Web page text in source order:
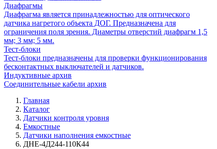
Диафрагмы
Диафрагма является принадлежностью для оптического
датчика нагретого объекта ДОГ. Предназначена для
ограничения поля зрения. Диаметры отверстий диафрагм 1,5
мм; 3 мм; 5 мм.
Тест-блоки
Тест-блоки предназначены для проверки функционирования
бесконтактных выключателей и датчиков.
Индуктивные архив
Соединительные кабели архив
Главная
Каталог
Датчики контроля уровня
Емкостные
Датчики наполнения емкостные
ДНЕ-4Д244-110К44